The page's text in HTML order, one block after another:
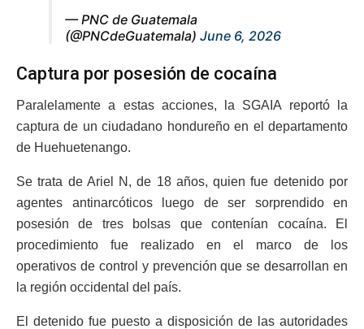
— PNC de Guatemala
(@PNCdeGuatemala) June 6, 2026
Captura por posesión de cocaína
Paralelamente a estas acciones, la SGAIA reportó la
captura de un ciudadano hondureño en el departamento
de Huehuetenango.
Se trata de Ariel N, de 18 años, quien fue detenido por
agentes antinarcóticos luego de ser sorprendido en
posesión de tres bolsas que contenían cocaína. El
procedimiento fue realizado en el marco de los
operativos de control y prevención que se desarrollan en
la región occidental del país.
El detenido fue puesto a disposición de las autoridades